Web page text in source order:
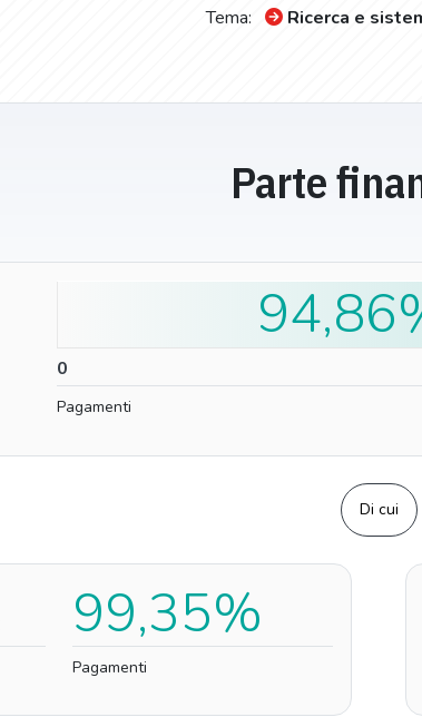
Tema: Ricerca e
Parte
0
Pagamenti
Di cui
99,35%
Pagamenti